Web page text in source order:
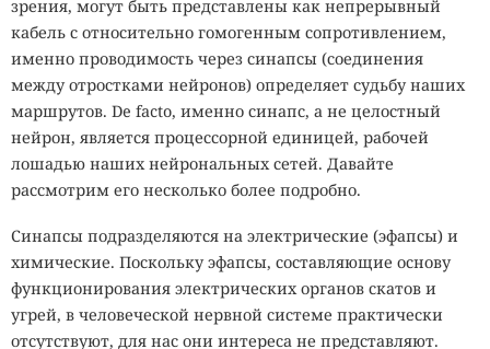
зрения, могут быть представлены как непрерывный
кабель с относительно гомогенным сопротивлением,
именно проводимость через синапсы (соединения
между отростками нейронов) определяет судьбу наших
маршрутов. De facto, именно синапс, а не целостный
нейрон, является процессорной единицей, рабочей
лошадью наших нейрональных сетей. Давайте
рассмотрим его несколько более подробно.
Синапсы подразделяются на электрические (эфапсы) и
химические. Поскольку эфапсы, составляющие основу
функционирования электрических органов скатов и
угрей, в человеческой нервной системе практически
отсутствуют, для нас они интереса не представляют.